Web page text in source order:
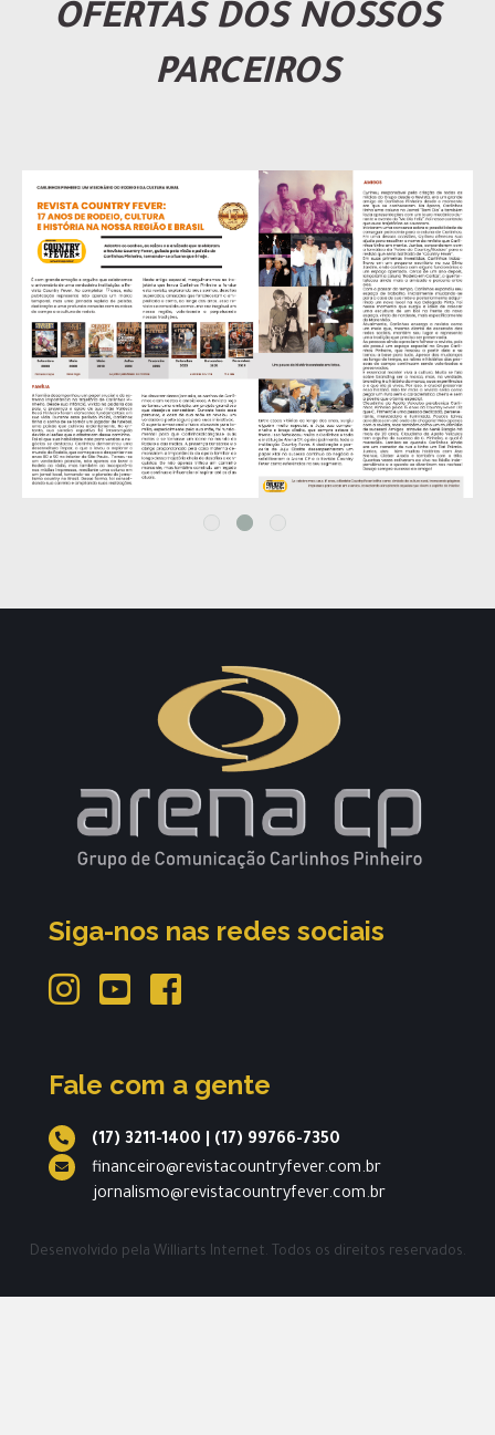
OFERTAS DOS NOSSOS
PARCEIROS
Siga-nos nas redes sociais
Fale com a gente
(17) 3211-1400
(17) 99766-7350
financeiro@revistacountryfever.com.br
jornalismo@revistacountryfever.com.br
Desenvolvido pela Williarts Internet. Todos os direitos reservados.